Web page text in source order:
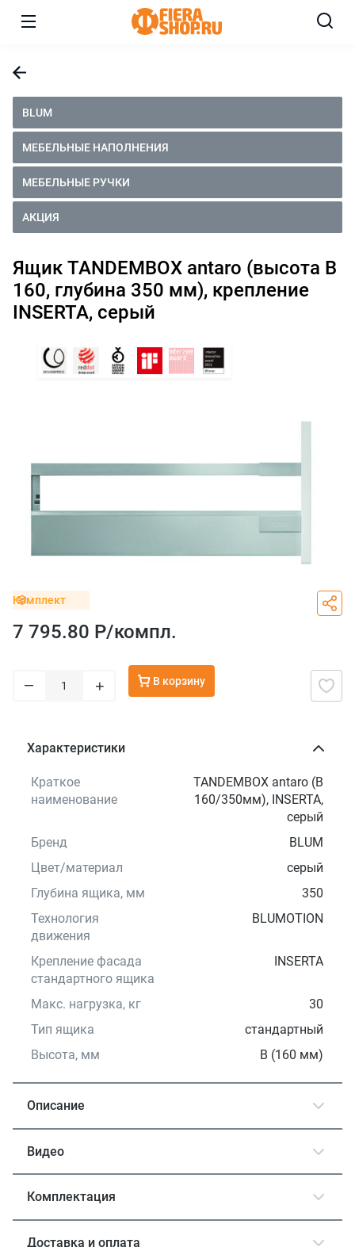
BLUM
МЕБЕЛЬНЫЕ НАПОЛНЕНИЯ
МЕБЕЛЬНЫЕ РУЧКИ
АКЦИЯ
Ящик TANDEMBOX antaro (высота B
160, глубина 350 мм), крепление
INSERTA, серый
Комплект
7 795.80 Р/компл.
– + В корзину
Характеристики
Краткое
наименование
TANDEMBOX antaro (B
160/350мм), INSERTA,
серый
Бренд
BLUM
Цвет/материал
серый
Глубина ящика, мм
350
Технология
движения
BLUMOTION
Крепление фасада
стандартного ящика
INSERTA
Макс. нагрузка, кг
30
Тип ящика
стандартный
Высота, мм
B (160 мм)
Описание
Видео
Комплектация
Доставка и оплата